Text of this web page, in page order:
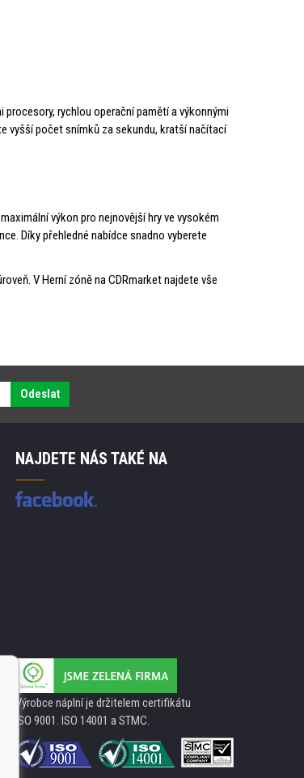
rychlou operační pamětí a výkonnými
vyšší počet snímků za sekundu, kratší načítací
výkon pro nejnovější hry ve vysokém
Díky přehledné nabídce snadno vyberete
V Herní zóně na CDRmarket najdete vše
Odeslat
NAJDETE NÁS TAKÉ NA
Výrobce náplní je držitelem certifikátu
ISO 9001. ISO 14001 a STMC.